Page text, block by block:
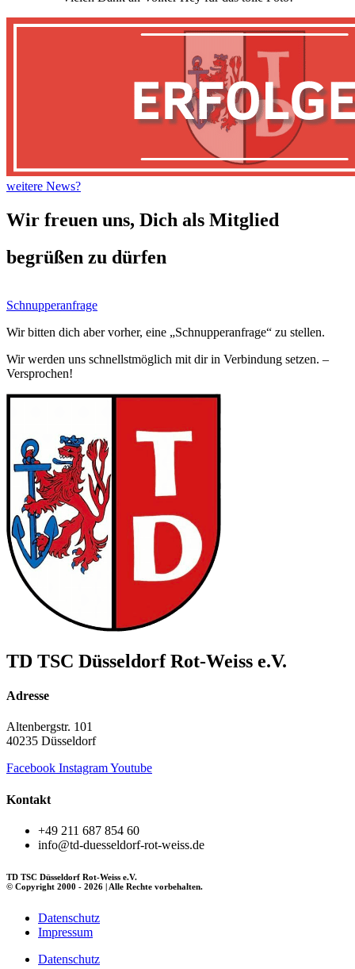
weitere News?
Wir freuen uns, Dich als Mitglied
begrüßen zu dürfen
Schnupperanfrage
Wir bitten dich aber vorher, eine „Schnupperanfrage“ zu stellen.
Wir werden uns schnellstmöglich mit dir in Verbindung setzen. –
Versprochen!
TD TSC Düsseldorf Rot-Weiss e.V.
Adresse
Altenbergstr. 101
40235 Düsseldorf
Facebook InstagramYoutube
Kontakt
+49 211 687 854 60
info@td-duesseldorf-rot-weiss.de
TD TSC Düsseldorf Rot-Weiss e.V.
© Copyright 2000 - 2026 | Alle Rechte vorbehalten.
Datenschutz
Impressum
Datenschutz